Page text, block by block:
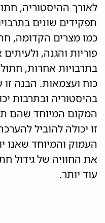
לאורך ההיסטוריה,
תפקידים שונים
כמו מצרים הקדומה,
פוריות והגנה,
בתרבויות אחרות,
כוח ועצמאות. הבנה
בהיסטוריה ובתרבות
המקום המיוחד שהם
זו יכולה להוביל
העמוק והמיוחד שאנו
את החוויה של גידול
עוד יותר.